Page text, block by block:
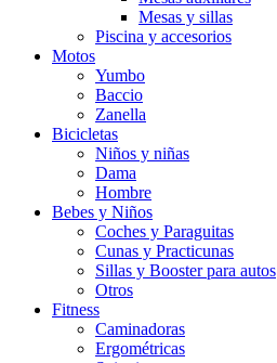
Mesas y sillas
Piscina y accesorios
Motos
Yumbo
Baccio
Zanella
Bicicletas
Niños y niñas
Dama
Hombre
Bebes y Niños
Coches y Paraguitas
Cunas y Practicunas
Sillas y Booster para autos
Otros
Fitness
Caminadoras
Ergométricas